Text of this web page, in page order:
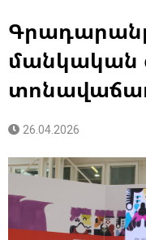
մանկական
26.04.2026